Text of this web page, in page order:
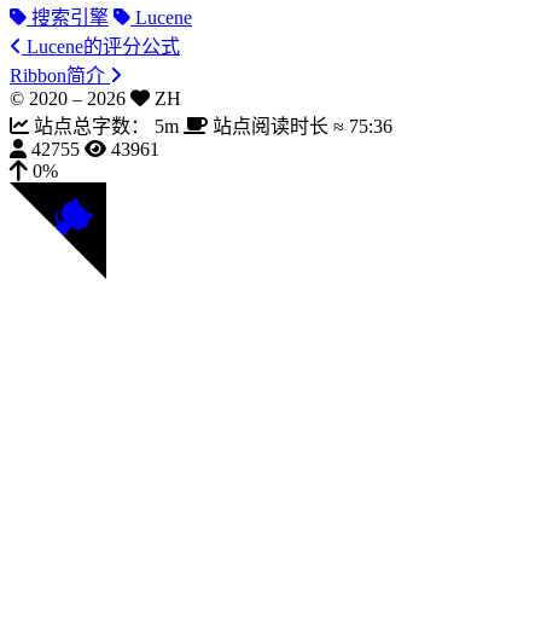
搜索引擎
Lucene
Lucene的评分公式
Ribbon简介
© 2020 – 2026
ZH
站点总字数：
5m 站点阅读时长 ≈ 75:36
42755
43961
0%